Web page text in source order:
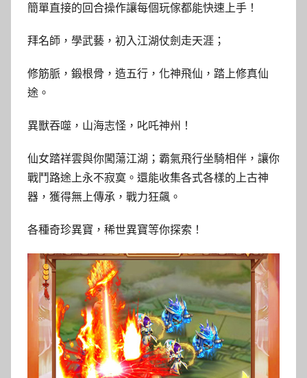
簡單直接的回合操作讓每個玩傢都能快速上手！
拜名師，學武藝，初入江湖仗劍走天涯；
修筋脈，鍛根骨，造五行，化神飛仙，踏上修真仙
途。
異獸吞噬，山海志怪，叱吒神州！
仙女踏祥雲與你闖蕩江湖；霸氣飛行坐騎相伴，讓你
戰鬥路途上永不寂寞。還能收集各式各樣的上古神
器，獲得無上傳承，戰力狂飆。
各種奇珍異寶，稀世異寶等你探索！